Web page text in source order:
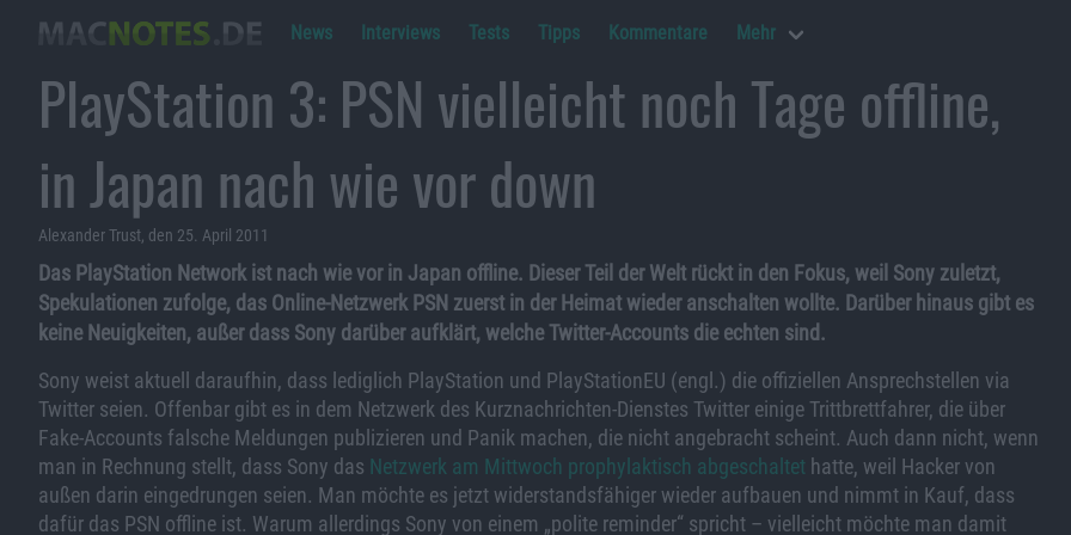
News Interviews Tests Tipps Kommentare Mehr
PlayStation 3: PSN vielleicht noch Tage offline,
in Japan nach wie vor down
Alexander Trust, den 25. April 2011
Das PlayStation Network ist nach wie vor in Japan offline. Dieser Teil der Welt rückt in den Fokus, weil Sony zuletzt,
Spekulationen zufolge, das Online-Netzwerk PSN zuerst in der Heimat wieder anschalten wollte. Darüber hinaus gibt es
keine Neuigkeiten, außer dass Sony darüber aufklärt, welche Twitter-Accounts die echten sind.
Sony weist aktuell daraufhin, dass lediglich PlayStation und PlayStationEU (engl.) die offiziellen Ansprechstellen via
Twitter seien. Offenbar gibt es in dem Netzwerk des Kurznachrichten-Dienstes Twitter einige Trittbrettfahrer, die über
Fake-Accounts falsche Meldungen publizieren und Panik machen, die nicht angebracht scheint. Auch dann nicht, wenn
man in Rechnung stellt, dass Sony das Netzwerk am Mittwoch prophylaktisch abgeschaltet hatte, weil Hacker von
außen darin eingedrungen seien. Man möchte es jetzt widerstandsfähiger wieder aufbauen und nimmt in Kauf, dass
dafür das PSN offline ist. Warum allerdings Sony von einem „polite reminder“ spricht – vielleicht möchte man damit